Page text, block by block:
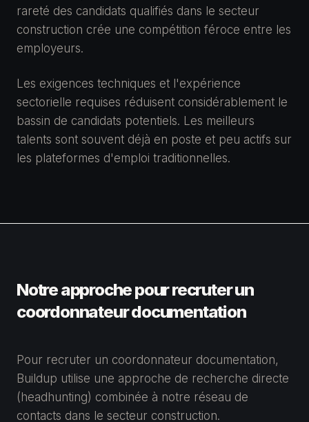
rareté des candidats qualifiés dans le secteur
construction crée une compétition féroce entre les
employeurs.
Les exigences techniques et l'expérience
sectorielle requises réduisent considérablement le
bassin de candidats potentiels. Les meilleurs
talents sont souvent déjà en poste et peu actifs sur
les plateformes d'emploi traditionnelles.
Notre approche pour recruter un
coordonnateur documentation
Pour recruter un coordonnateur documentation,
Buildup utilise une approche de recherche directe
(headhunting) combinée à notre réseau de
contacts dans le secteur construction.